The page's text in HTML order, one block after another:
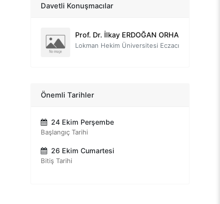
Davetli Konuşmacılar
Prof. Dr. Âdem TATLI
Prof. Dr. İlkay ERDOĞAN ORHAN
Prof. Dr. Mehmet Hakkı ALMA
Prof. Dr. Şener DİLEK
Prof. Dr. Ömer AKIN
Önemli Tarihler
24 Ekim Perşembe
Başlangıç Tarihi
26 Ekim Cumartesi
Bitiş Tarihi